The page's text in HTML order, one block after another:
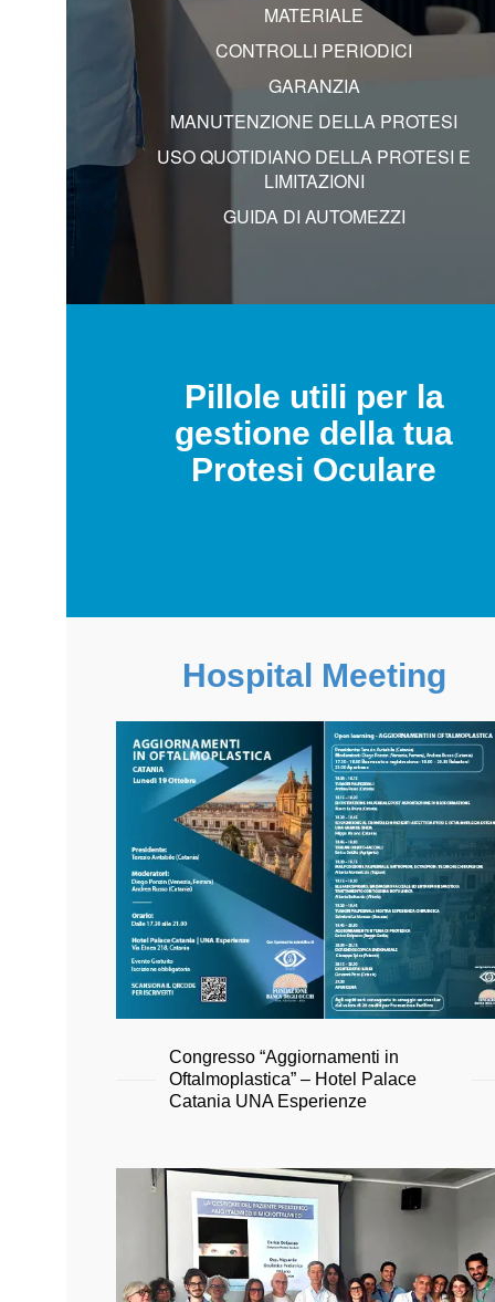
MATERIALE
CONTROLLI PERIODICI
GARANZIA
MANUTENZIONE DELLA PROTESI
USO QUOTIDIANO DELLA PROTESI E
LIMITAZIONI
GUIDA DI AUTOMEZZI
Pillole utili per la
gestione della tua
Protesi Oculare
Hospital Meeting
Congresso “Aggiornamenti in
Oftalmoplastica” – Hotel Palace
Catania UNA Esperienze